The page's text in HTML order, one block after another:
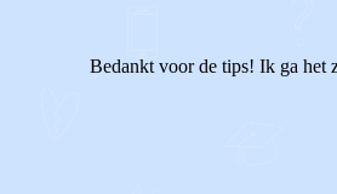
Bedankt voor de tips! Ik ga het